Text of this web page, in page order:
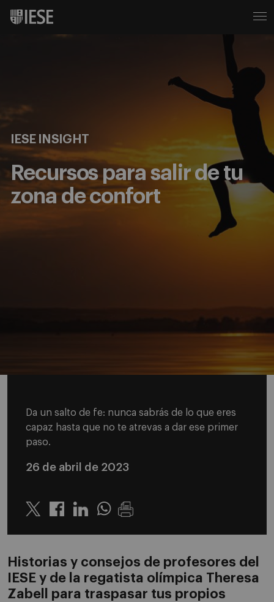
IESE INSIGHT
Recursos para salir de tu
zona de confort
Da un salto de fe: nunca sabrás de lo que eres
capaz hasta que no te atrevas a dar ese primer
paso.
26 de abril de 2023
Twitter LinkedinWhatsapp
Historias y consejos de profesores del
IESE y de la regatista olímpica Theresa
Zabell para traspasar tus propios